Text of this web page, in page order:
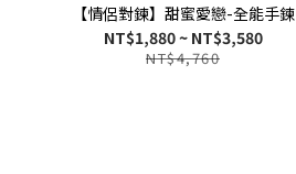
【情侶對鍊】甜蜜愛戀-全能手鍊
NT$1,880 ~ NT$3,580
NT$4,760